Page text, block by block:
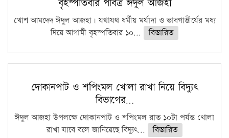
বৃহস্পতিবার পবিত্র ঈদুল আজহা
খোশ আমদেদ ঈদুল আজহা। যথাযথ ধর্মীয় মর্যাদা ও ভাবগাম্ভীর্যের মধ্য
দিয়ে আগামী বৃহস্পতিবার ১০...
বিস্তারিত
দোকানপাট ও শপিংমল খোলা রাখা নিয়ে বিদ্যুৎ
বিভাগের…
ঈদুল আজহা উপলক্ষে দোকানপাট ও শপিংমল রাত ১০টা পর্যন্ত খোলা
রাখা যাবে বলে জানিয়েছে বিদ্যুৎ...
বিস্তারিত